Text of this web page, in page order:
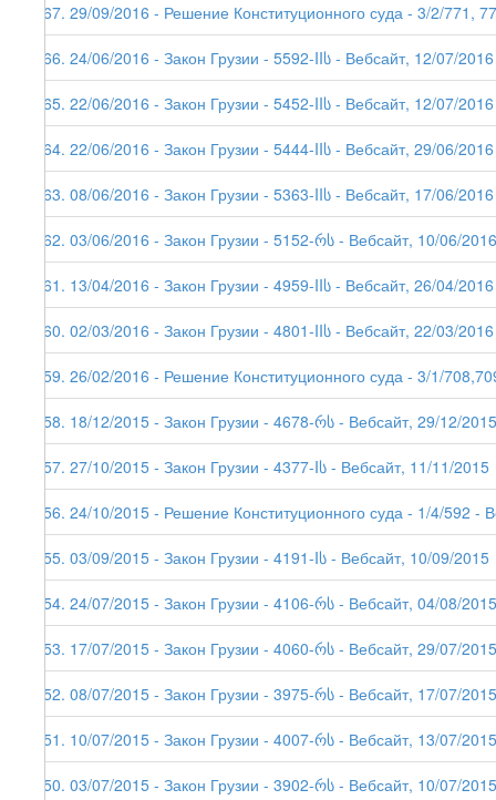
167. 29/09/2016 - Решение Конституционного суда - 3/2/771,
166. 24/06/2016 - Закон Грузии - 5592-IIს - Вебсайт, 12/07/2016
165. 22/06/2016 - Закон Грузии - 5452-IIს - Вебсайт, 12/07/2016
164. 22/06/2016 - Закон Грузии - 5444-IIს - Вебсайт, 29/06/2016
163. 08/06/2016 - Закон Грузии - 5363-IIს - Вебсайт, 17/06/2016
162. 03/06/2016 - Закон Грузии - 5152-რს - Вебсайт, 10/06/2016
161. 13/04/2016 - Закон Грузии - 4959-IIს - Вебсайт, 26/04/2016
160. 02/03/2016 - Закон Грузии - 4801-IIს - Вебсайт, 22/03/2016
159. 26/02/2016 - Решение Конституционного суда - 3/1/
158. 18/12/2015 - Закон Грузии - 4678-რს - Вебсайт, 29/12/2015
157. 27/10/2015 - Закон Грузии - 4377-Iს - Вебсайт, 11/11/2015
156. 24/10/2015 - Решение Конституционного суда - 1/4/592 -
155. 03/09/2015 - Закон Грузии - 4191-Iს - Вебсайт, 10/09/2015
154. 24/07/2015 - Закон Грузии - 4106-რს - Вебсайт, 04/08/2015
153. 17/07/2015 - Закон Грузии - 4060-რს - Вебсайт, 29/07/2015
152. 08/07/2015 - Закон Грузии - 3975-რს - Вебсайт, 17/07/2015
151. 10/07/2015 - Закон Грузии - 4007-რს - Вебсайт, 13/07/2015
150. 03/07/2015 - Закон Грузии - 3902-რს - Вебсайт, 10/07/2015